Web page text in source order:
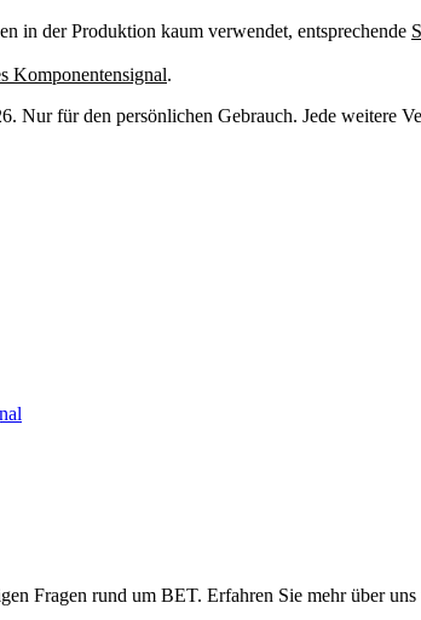
in der Produktion kaum verwendet, entsprechende
Komponentensignal.
Nur für den persönlichen Gebrauch. Jede weitere
Fragen rund um BET. Erfahren Sie mehr über uns